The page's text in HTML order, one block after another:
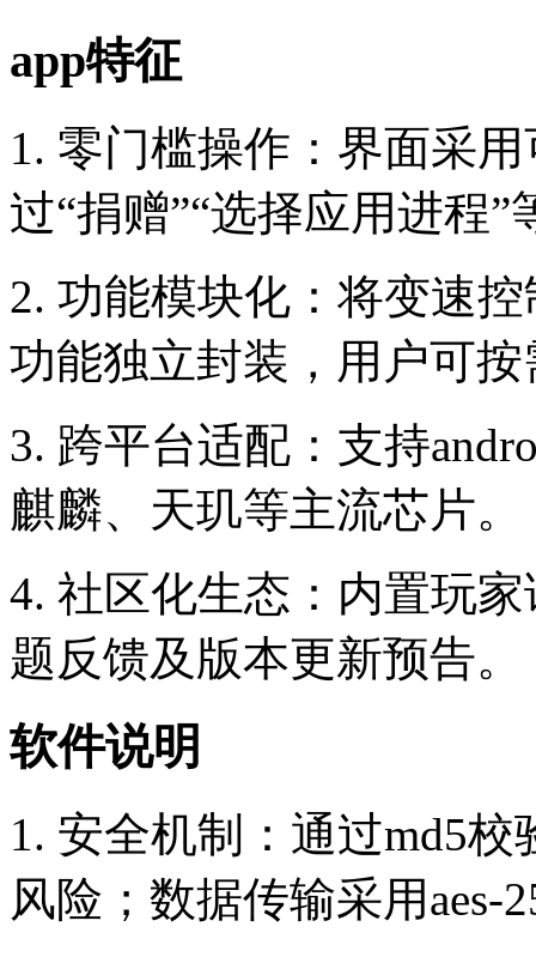
app特征
1. 零门槛操作：界面采
过“捐赠”“选择应用进程
2. 功能模块化：将变速
功能独立封装，用户可
3. 跨平台适配：支持
麒麟、天玑等主流芯片。
4. 社区化生态：内置玩
题反馈及版本更新预告。
软件说明
1. 安全机制：通过md5
风险；数据传输采用aes-